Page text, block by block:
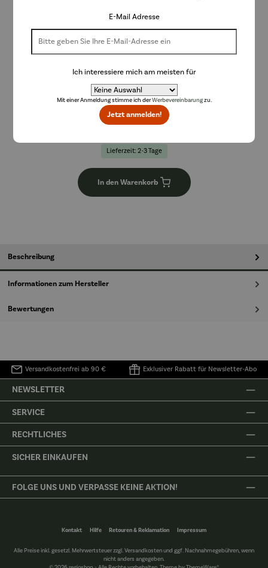
ars mundi
Seidentuch "Die Schöpfung der Welt" - Marc
Chagall
128,00 €
Preise inkl. MwSt. zzgl. Versandkosten
Lieferzeit: 2-3 Tage
In den Warenkorb
Beschreibung
Informationen zum Hersteller
Bewertungen
Versandkostenfrei ab 90 € Exklusiver Rabatt für Newsletter-Abo
NEWSLETTER
SERVICE
RECHTLICHES
SICHER EINKAUFEN
FOLGE UNS UND VERPASSE KEINE AKTION!
Kontakt Hilfe Retouren & Reklamation Impressum
Alle Preise inkl. gesetzl. Mehrwertsteuer zzgl.Versandkostenund ggf. Nachnahmegebühren, wenn
nicht anders angegeben.
E-Mail Adresse
Ich interessiere mich am meisten für
Mit einer Anmeldung stimme ich derWerbevereinbarungzu.
Jetzt anmelden!